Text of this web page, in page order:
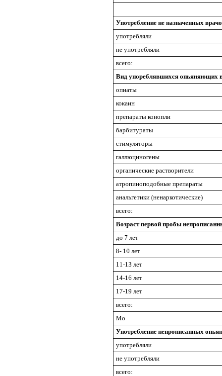
Употребление не назначенных
употребляли
не употребляли
всего:
Вид упореблявшихся опьяняющих
опиаты
кокаин
препараты конопли
барбитураты
стимуляторы
галлюциногены
органические растворители
атропиноподобные препараты
анальгетики (ненаркотические)
всего:
Возраст первой пробы
до 7 лет
8- 10 лет
11-13 лет
14-16 лет
17-19 лет
всего:
Мо
Употребление непрописанных
употребляли
не употребляли
всего: